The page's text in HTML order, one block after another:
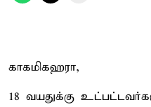
காகமிகஹரா,
18 வயதுக்கு